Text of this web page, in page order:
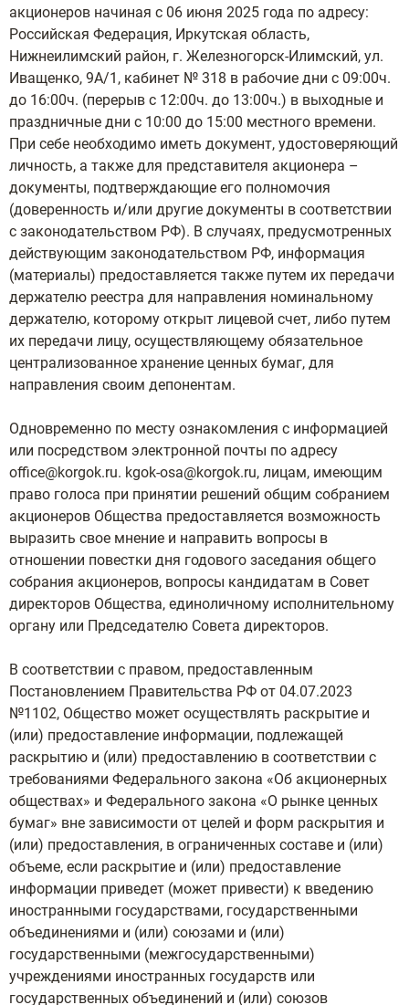
акционеров начиная с 06 июня 2025 года по адресу:
Российская Федерация, Иркутская область,
Нижнеилимский район, г. Железногорск-Илимский, ул.
Иващенко, 9А/1, кабинет № 318 в рабочие дни с 09:00ч.
до 16:00ч. (перерыв с 12:00ч. до 13:00ч.) в выходные и
праздничные дни с 10:00 до 15:00 местного времени.
При себе необходимо иметь документ, удостоверяющий
личность, а также для представителя акционера –
документы, подтверждающие его полномочия
(доверенность и/или другие документы в соответствии
с законодательством РФ). В случаях, предусмотренных
действующим законодательством РФ, информация
(материалы) предоставляется также путем их передачи
держателю реестра для направления номинальному
держателю, которому открыт лицевой счет, либо путем
их передачи лицу, осуществляющему обязательное
централизованное хранение ценных бумаг, для
направления своим депонентам.
Одновременно по месту ознакомления с информацией
или посредством электронной почты по адресу
office@korgok.ru. kgok-osa@korgok.ru, лицам, имеющим
право голоса при принятии решений общим собранием
акционеров Общества предоставляется возможность
выразить свое мнение и направить вопросы в
отношении повестки дня годового заседания общего
собрания акционеров, вопросы кандидатам в Совет
директоров Общества, единоличному исполнительному
органу или Председателю Совета директоров.
В соответствии с правом, предоставленным
Постановлением Правительства РФ от 04.07.2023
№1102, Общество может осуществлять раскрытие и
(или) предоставление информации, подлежащей
раскрытию и (или) предоставлению в соответствии с
требованиями Федерального закона «Об акционерных
обществах» и Федерального закона «О рынке ценных
бумаг» вне зависимости от целей и форм раскрытия и
(или) предоставления, в ограниченных составе и (или)
объеме, если раскрытие и (или) предоставление
информации приведет (может привести) к введению
иностранными государствами, государственными
объединениями и (или) союзами и (или)
государственными (межгосударственными)
учреждениями иностранных государств или
государственных объединений и (или) союзов